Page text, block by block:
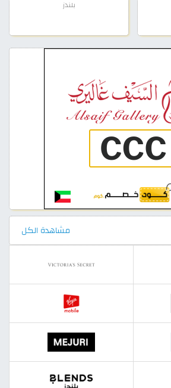
بلندز
مشاهدة الكل